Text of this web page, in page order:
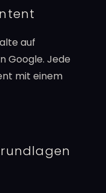
auf
Google. Jede
mit einem